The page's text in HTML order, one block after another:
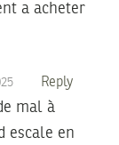
a acheter
Reply
mal à
escale en